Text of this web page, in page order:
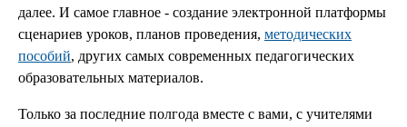
далее. И самое главное - создание электронной платформы
сценариев уроков, планов проведения, методических
пособий, других самых современных педагогических
образовательных материалов.
Только за последние полгода вместе с вами, с учителями